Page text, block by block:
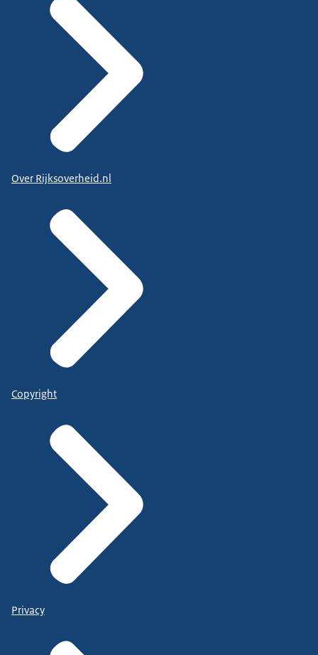
Over Rijksoverheid.nl
Copyright
Privacy